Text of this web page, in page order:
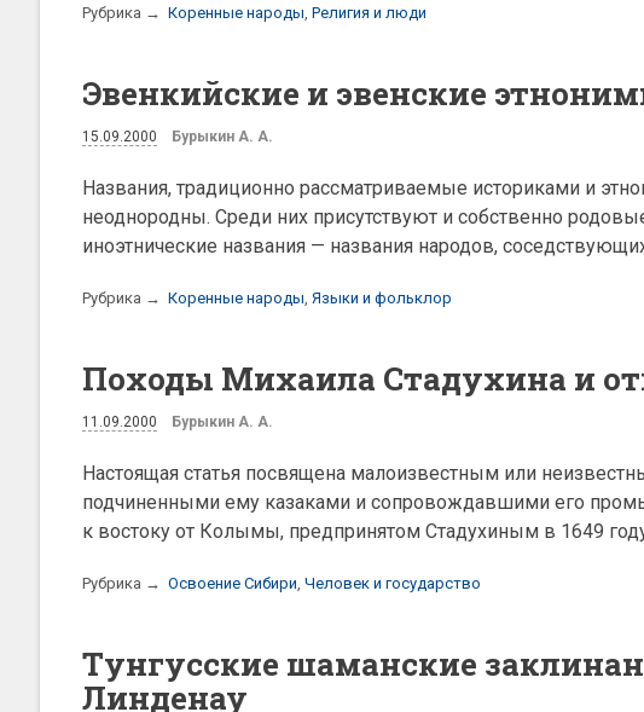
Рубрика → Коренные народы, Религия и люди
Эвенкийские и эвенские
15.09.2000 Бурыкин А. А.
Названия, традиционно рассматриваемые историками и
неоднородны. Среди них присутствуют и собственно
иноэтнические названия — названия народов,
Рубрика → Коренные народы, Языки и фольклор
Походы Михаила Стадухина и
11.09.2000 Бурыкин А. А.
Настоящая статья посвящена малоизвестным или
подчиненными ему казаками и сопровождавшими его
к востоку от Колымы, предпринятом Стадухиным в 1649
Рубрика → Освоение Сибири, Человек и государство
Тунгусские шаманские
Линденау